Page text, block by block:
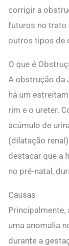
corrigir a
futuros no trato
outros tipos de
O que é
A obstrução da
há um
rim e o ureter.
acúmulo de
(dilatação
destacar que a
no pré-natal,
Causas
Principalmente,
uma anomalia
durante a